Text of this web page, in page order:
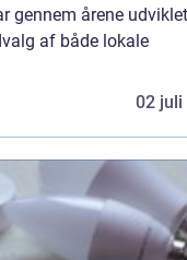
gennem årene
af både lokale
02 juli